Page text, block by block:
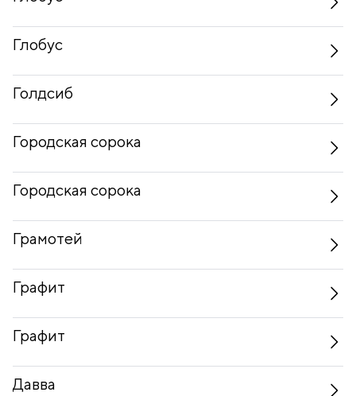
Глобус
Голдсиб
Городская сорока
Городская сорока
Грамотей
Графит
Графит
Давва